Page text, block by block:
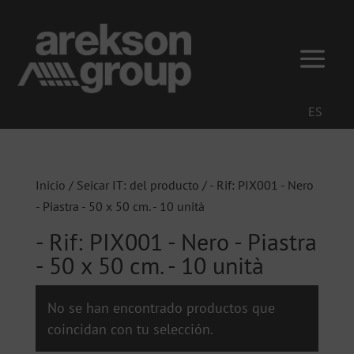
ES
Inicio / Seicar IT: del producto / - Rif: PIX001 - Nero
- Piastra - 50 x 50 cm. - 10 unità
- Rif: PIX001 - Nero - Piastra
- 50 x 50 cm. - 10 unità
No se han encontrado productos que
coincidan con tu selección.